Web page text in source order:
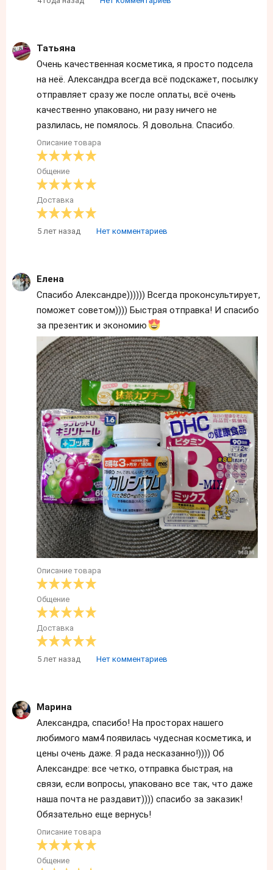
Татьяна
Очень качественная косметика, я просто подсела
на неё. Александра всегда всё подскажет, посылку
отправляет сразу же после оплаты, всё очень
качественно упаковано, ни разу ничего не
разлилась, не помялось. Я довольна. Спасибо.
Описание товара
Общение
Доставка
5 лет назад Нет комментариев
Елена
Спасибо Александре)))))) Всегда проконсультирует,
поможет советом)))) Быстрая отправка! И спасибо
за презентик и экономию
Описание товара
Общение
Доставка
5 лет назад Нет комментариев
Марина
Александра, спасибо! На просторах нашего
любимого мам4 появилась чудесная косметика, и
цены очень даже. Я рада несказанно!)))) Об
Александре: все четко, отправка быстрая, на
связи, если вопросы, упаковано все так, что даже
наша почта не раздавит)))) спасибо за заказик!
Обязательно еще вернусь!
Описание товара
Общение